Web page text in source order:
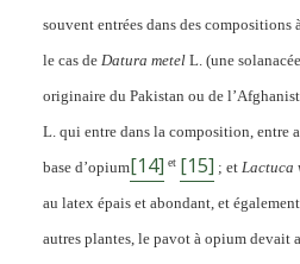
souvent entrées dans des compositions
le cas de Datura metel L. (une
originaire du Pakistan ou de
L. qui entre dans la composition, entre
base d’opium[14] et [15] ; et Lactuca
au latex épais et abondant, et
autres plantes, le pavot à opium devait